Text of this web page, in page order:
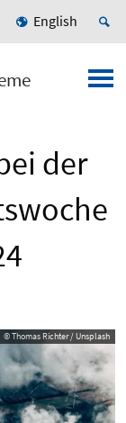
English
der
© Thomas Richter / Unsplash